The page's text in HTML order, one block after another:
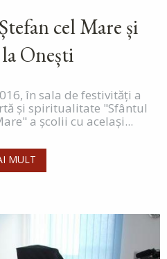
cel Mare și
Onești
în sala de festivități a
și spiritualitate "Sfântul
a școlii cu același...
MULT